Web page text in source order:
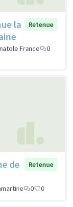
la
Retenue
France
0
de
Retenue
0 0